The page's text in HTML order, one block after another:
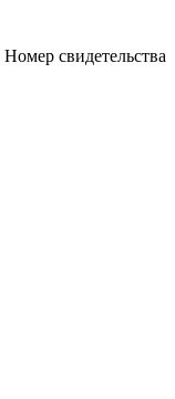
Номер свидетельства